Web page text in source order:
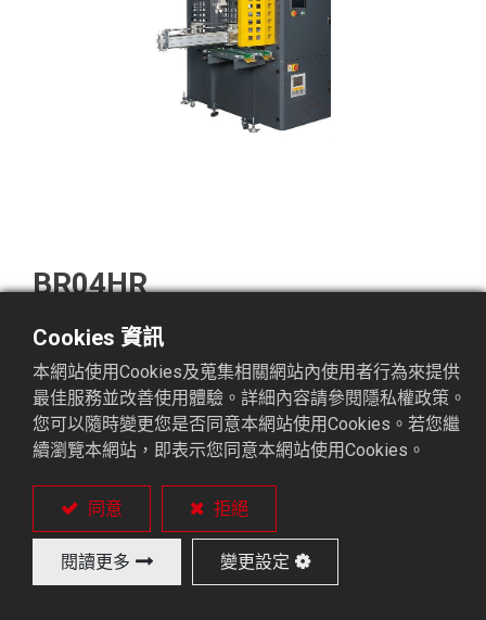
BR04HR
4 ~ 5 軸控制機械手。
單手臂、單邊行程。
堆疊式迴轉盤。
成品輸送帶(選配)。
Cookies 資訊
本網站使用Cookies及蒐集相關網站內使用者行為來提供
最佳服務並改善使用體驗。詳細內容請參閱隱私權政策。
您可以隨時變更您是否同意本網站使用Cookies。若您繼
續瀏覽本網站，即表示您同意本網站使用Cookies。
同意 拒絕
閱讀更多 變更設定